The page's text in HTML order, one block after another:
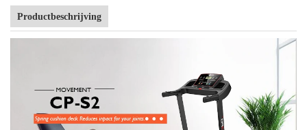
Productbeschrijving